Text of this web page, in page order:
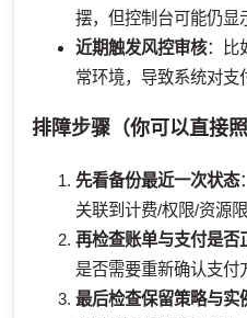
摆，但控制台可能仍显
近期触发风控审核：比
常环境，导致系统对支
排障步骤（你可以直接照
先看备份最近一次状态
关联到计费/权限/资源限
再检查账单与支付是否
是否需要重新确认支付
最后检查保留策略与实